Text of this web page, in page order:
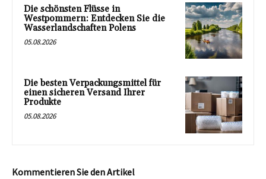
Die schönsten Flüsse in
Westpommern: Entdecken Sie die
Wasserlandschaften Polens
05.08.2026
Die besten Verpackungsmittel für
einen sicheren Versand Ihrer
Produkte
05.08.2026
Kommentieren Sie den Artikel